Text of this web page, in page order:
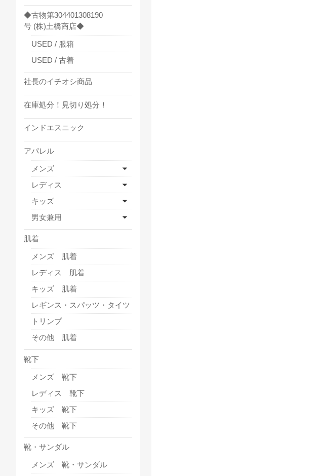
◆古物第304401308190
号 (株)土橋商店◆
USED / 服箱
USED / 古着
社長のイチオシ商品
在庫処分！見切り処分！
インドエスニック
アパレル
メンズ
レディス
キッズ
男女兼用
肌着
メンズ 肌着
レディス 肌着
キッズ 肌着
レギンス・スパッツ・タイツ
トリンプ
その他 肌着
靴下
メンズ 靴下
レディス 靴下
キッズ 靴下
その他 靴下
靴・サンダル
メンズ 靴・サンダル